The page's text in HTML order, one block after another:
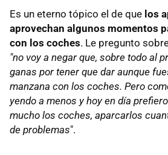
Es un eterno tópico el de que los
aprovechan algunos momentos
con los coches. Le pregunto
"no voy a negar que, sobre todo al
ganas por tener que dar aunque
manzana con los coches. Pero
yendo a menos y hoy en día
mucho los coches, aparcarlos
de problemas".